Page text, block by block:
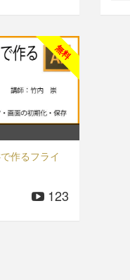
無料
作るフライ
123